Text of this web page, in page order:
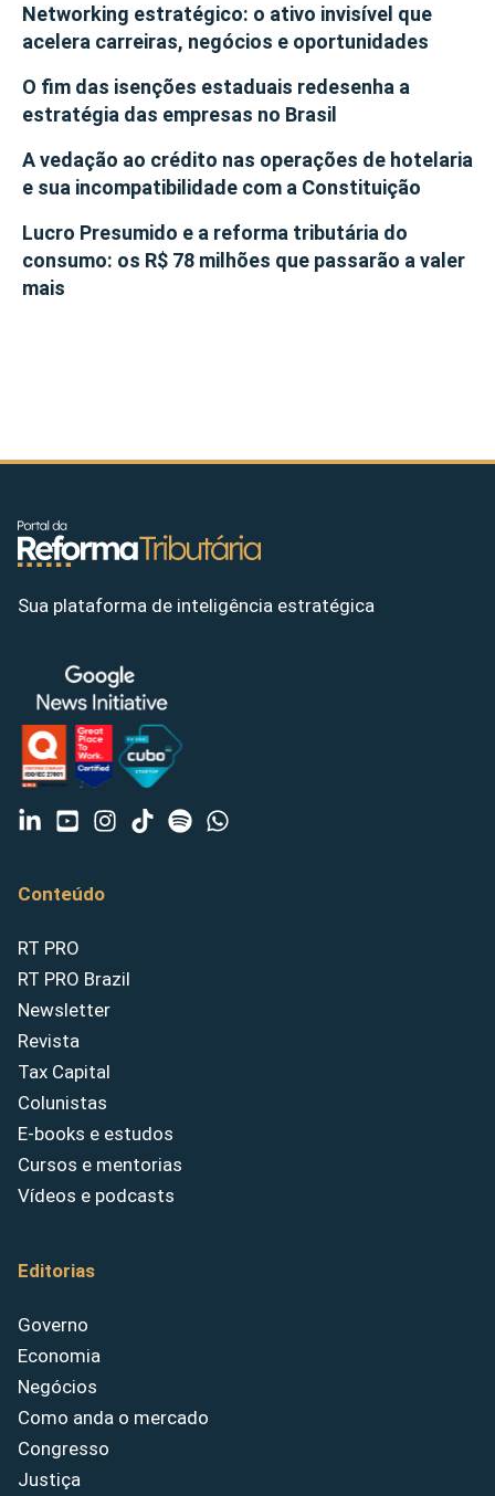
Networking estratégico: o ativo invisível que
acelera carreiras, negócios e oportunidades
O fim das isenções estaduais redesenha a
estratégia das empresas no Brasil
A vedação ao crédito nas operações de hotelaria
e sua incompatibilidade com a Constituição
Lucro Presumido e a reforma tributária do
consumo: os R$ 78 milhões que passarão a valer
mais
Sua plataforma de inteligência estratégica
Conteúdo
RT PRO
RT PRO Brazil
Newsletter
Revista
Tax Capital
Colunistas
E-books e estudos
Cursos e mentorias
Vídeos e podcasts
Editorias
Governo
Economia
Negócios
Como anda o mercado
Congresso
Justiça